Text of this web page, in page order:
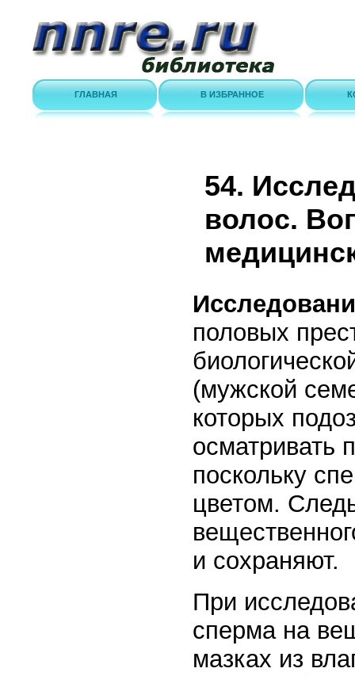
ГЛАВНАЯ В ИЗБРАННОЕ
54.
волос.
половых
(мужской
которых
осматривать
поскольку
цветом.
и сохраняют.
При
сперма на
мазках из